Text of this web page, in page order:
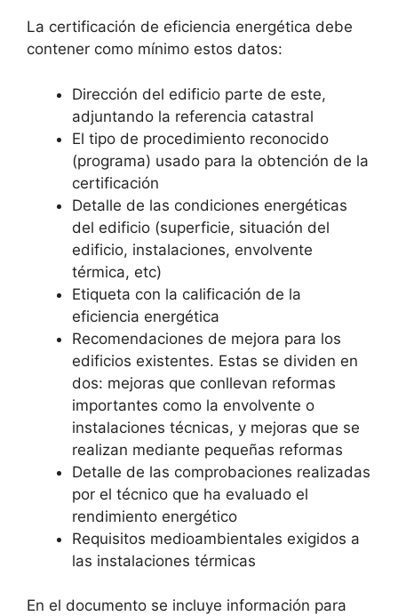
La certificación de eficiencia energética debe
contener como mínimo estos datos:
Dirección del edificio parte de este,
adjuntando la referencia catastral
El tipo de procedimiento reconocido
(programa) usado para la obtención de la
certificación
Detalle de las condiciones energéticas
del edificio (superficie, situación del
edificio, instalaciones, envolvente
térmica, etc)
Etiqueta con la calificación de la
eficiencia energética
Recomendaciones de mejora para los
edificios existentes. Estas se dividen en
dos: mejoras que conllevan reformas
importantes como la envolvente o
instalaciones técnicas, y mejoras que se
realizan mediante pequeñas reformas
Detalle de las comprobaciones realizadas
por el técnico que ha evaluado el
rendimiento energético
Requisitos medioambientales exigidos a
las instalaciones térmicas
En el documento se incluye información para